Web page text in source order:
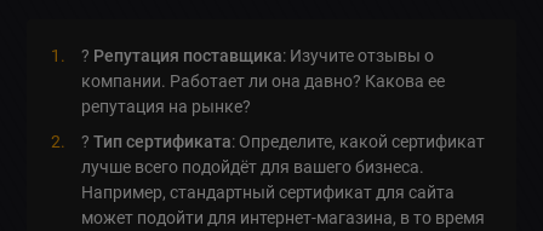
? Репутация поставщика: Изучите отзывы о
компании. Работает ли она давно? Какова ее
репутация на рынке?
?Тип сертификата: Определите, какой сертификат
лучше всего подойдёт для вашего бизнеса.
Например, стандартный сертификат для сайта
может подойти для интернет-магазина, в то время